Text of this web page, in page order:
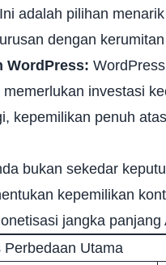
adalah pilihan
dengan
WordPress:
memerlukan investasi
kepemilikan penuh
bukan sekedar
kepemilikan
jangka panjang
Perbedaan Utama